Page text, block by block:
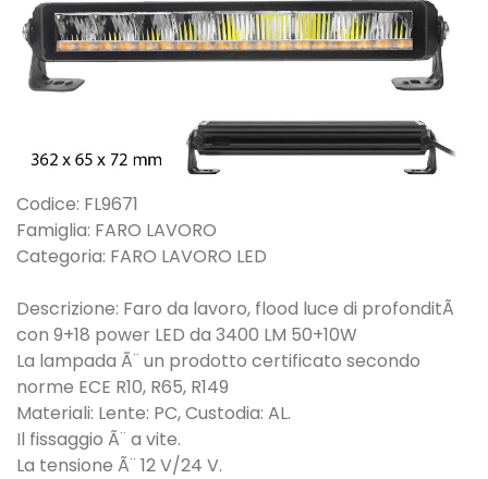
Codice: FL9671
Famiglia: FARO LAVORO
Categoria: FARO LAVORO LED
Descrizione: Faro da lavoro, flood luce di profonditÃ
con 9+18 power LED da 3400 LM 50+10W
La lampada Ã¨ un prodotto certificato secondo
norme ECE R10, R65, R149
Materiali: Lente: PC, Custodia: AL.
Il fissaggio Ã¨ a vite.
La tensione Ã¨ 12 V/24 V.